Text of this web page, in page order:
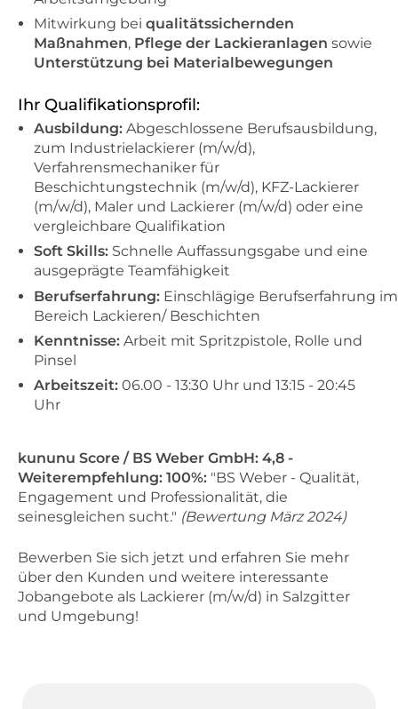
Mitwirkung bei qualitätssichernden
Maßnahmen, Pflege der Lackieranlagen sowie
Unterstützung bei Materialbewegungen
Ihr Qualifikationsprofil:
Ausbildung: Abgeschlossene Berufsausbildung,
zum Industrielackierer (m/w/d),
Verfahrensmechaniker für
Beschichtungstechnik (m/w/d), KFZ-Lackierer
(m/w/d), Maler und Lackierer (m/w/d) oder eine
vergleichbare Qualifikation
Soft Skills: Schnelle Auffassungsgabe und eine
ausgeprägte Teamfähigkeit
Berufserfahrung: Einschlägige Berufserfahrung im
Bereich Lackieren/ Beschichten
Kenntnisse: Arbeit mit Spritzpistole, Rolle und
Pinsel
Arbeitszeit: 06.00 - 13:30 Uhr und 13:15 - 20:45
Uhr
kununu Score / BS Weber GmbH: 4,8 -
Weiterempfehlung: 100%: "BS Weber - Qualität,
Engagement und Professionalität, die
seinesgleichen sucht." (Bewertung März 2024)
Bewerben Sie sich jetzt und erfahren Sie mehr
über den Kunden und weitere interessante
Jobangebote als Lackierer (m/w/d) in Salzgitter
und Umgebung!